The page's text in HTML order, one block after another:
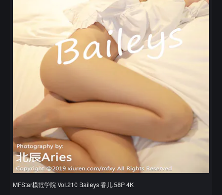
MFStar模范学院 Vol.210 Baileys 香儿 58P 4K